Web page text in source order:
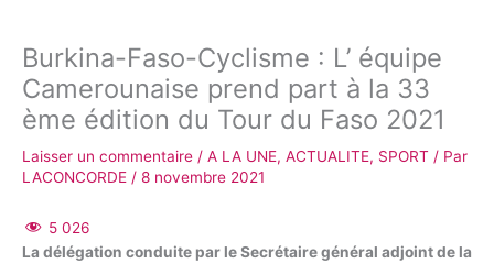
Burkina-Faso-Cyclisme : L’ équipe
Camerounaise prend part à la 33
ème édition du Tour du Faso 2021
Laisser un commentaire / A LA UNE, ACTUALITE, SPORT / Par
LACONCORDE / 8 novembre 2021
5 026
La délégation conduite par le Secrétaire général adjoint de la